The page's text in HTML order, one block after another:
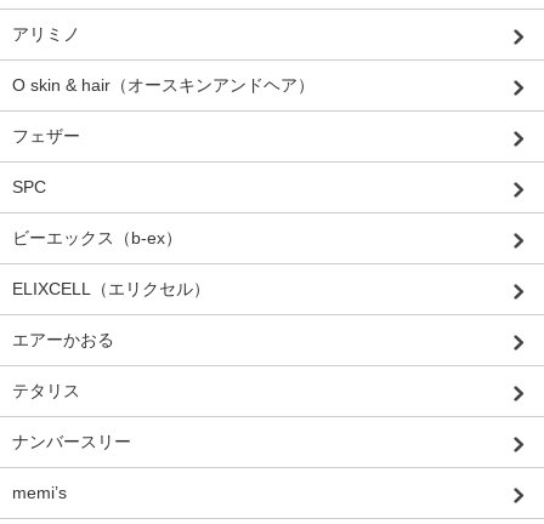
アリミノ
O skin & hair（オースキンアンドヘア）
フェザー
SPC
ビーエックス（b-ex）
ELIXCELL（エリクセル）
エアーかおる
テタリス
ナンバースリー
memi’s